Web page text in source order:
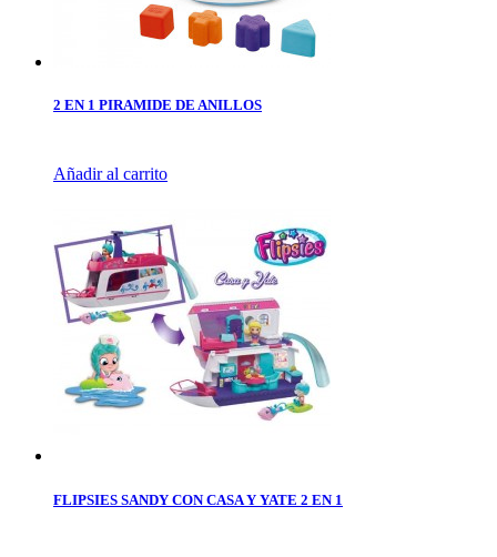
2 EN 1 PIRAMIDE DE ANILLOS
Añadir al carrito
FLIPSIES SANDY CON CASA Y YATE 2 EN 1